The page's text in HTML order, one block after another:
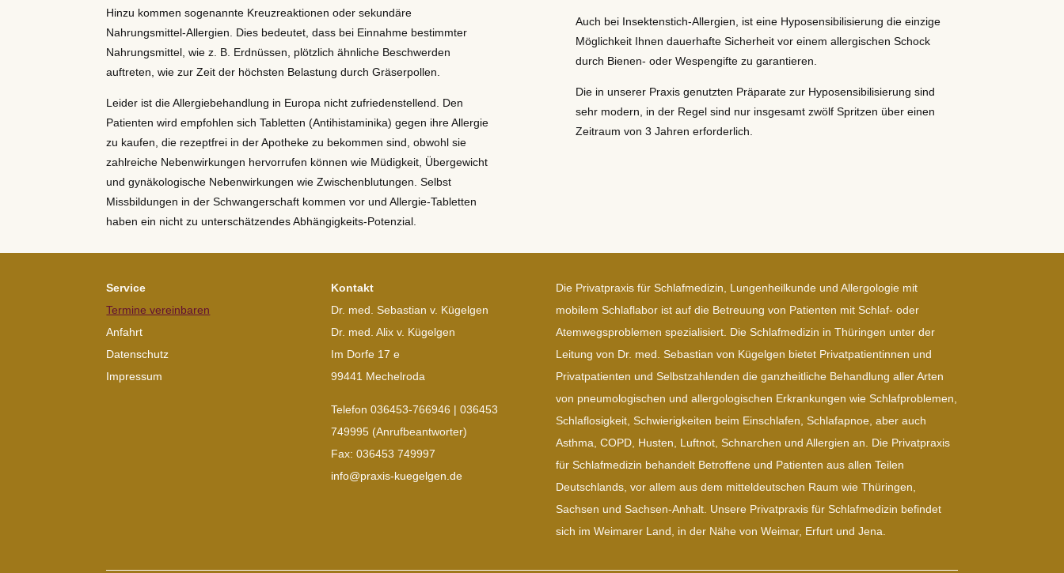
Hinzu kommen sogenannte Kreuzreaktionen oder sekundäre
Nahrungsmittel-Allergien. Dies bedeutet, dass bei Einnahme bestimmter
Nahrungsmittel, wie z. B. Erdnüssen, plötzlich ähnliche Beschwerden
auftreten, wie zur Zeit der höchsten Belastung durch Gräserpollen.
Leider ist die Allergiebehandlung in Europa nicht zufriedenstellend. Den
Patienten wird empfohlen sich Tabletten (Antihistaminika) gegen ihre Allergie
zu kaufen, die rezeptfrei in der Apotheke zu bekommen sind, obwohl sie
zahlreiche Nebenwirkungen hervorrufen können wie Müdigkeit, Übergewicht
und gynäkologische Nebenwirkungen wie Zwischenblutungen. Selbst
Missbildungen in der Schwangerschaft kommen vor und Allergie-Tabletten
haben ein nicht zu unterschätzendes Abhängigkeits-Potenzial.
Auch bei Insektenstich-Allergien, ist eine Hyposensibilisierung die einzige
Möglichkeit Ihnen dauerhafte Sicherheit vor einem allergischen Schock
durch Bienen- oder Wespengifte zu garantieren.
Die in unserer Praxis genutzten Präparate zur Hyposensibilisierung sind
sehr modern, in der Regel sind nur insgesamt zwölf Spritzen über einen
Zeitraum von 3 Jahren erforderlich.
Service
Termine vereinbaren
Anfahrt
Datenschutz
Impressum
Kontakt
Dr. med. Sebastian v. Kügelgen
Dr. med. Alix v. Kügelgen
Im Dorfe 17 e
99441 Mechelroda
Telefon 036453-766946 | 036453
749995 (Anrufbeantworter)
Fax: 036453 749997
info@praxis-kuegelgen.de
Die Privatpraxis für Schlafmedizin, Lungenheilkunde und Allergologie mit
mobilem Schlaflabor ist auf die Betreuung von Patienten mit Schlaf- oder
Atemwegsproblemen spezialisiert. Die Schlafmedizin in Thüringen unter der
Leitung von Dr. med. Sebastian von Kügelgen bietet Privatpatientinnen und
Privatpatienten und Selbstzahlenden die ganzheitliche Behandlung aller Arten
von pneumologischen und allergologischen Erkrankungen wie Schlafproblemen,
Schlaflosigkeit, Schwierigkeiten beim Einschlafen, Schlafapnoe, aber auch
Asthma, COPD, Husten, Luftnot, Schnarchen und Allergien an. Die Privatpraxis
für Schlafmedizin behandelt Betroffene und Patienten aus allen Teilen
Deutschlands, vor allem aus dem mitteldeutschen Raum wie Thüringen,
Sachsen und Sachsen-Anhalt. Unsere Privatpraxis für Schlafmedizin befindet
sich im Weimarer Land, in der Nähe von Weimar, Erfurt und Jena.